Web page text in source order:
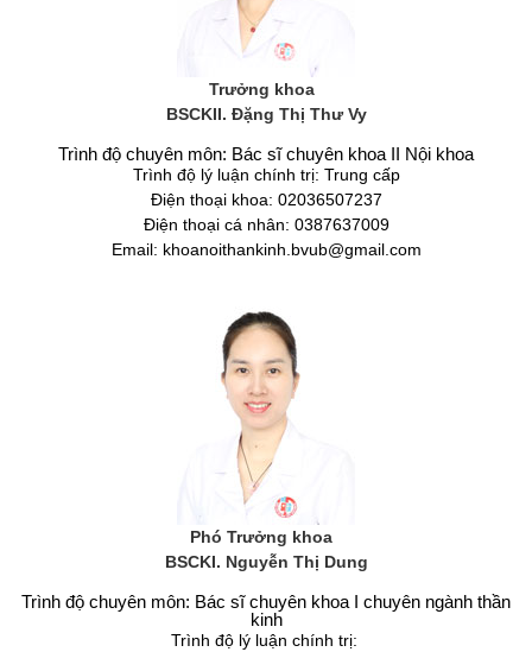
Trưởng khoa
BSCKII. Đặng Thị Thư Vy
Trình độ chuyên môn: Bác sĩ chuyên khoa II Nội khoa
Trình độ lý luận chính trị: Trung cấp
Điện thoại khoa: 02036507237
Điện thoại cá nhân: 0387637009
Email: khoanoithankinh.bvub@gmail.com
Phó Trưởng khoa
BSCKI. Nguyễn Thị Dung
Trình độ chuyên môn: Bác sĩ chuyên khoa I chuyên ngành thần
kinh
Trình độ lý luận chính trị: